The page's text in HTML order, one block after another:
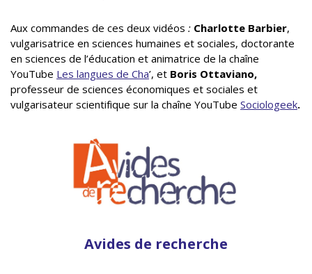
Aux commandes de ces deux vidéos : Charlotte Barbier,
vulgarisatrice en sciences humaines et sociales, doctorante
en sciences de l’éducation et animatrice de la chaîne
YouTube Les langues de Cha’, et Boris Ottaviano,
professeur de sciences économiques et sociales et
vulgarisateur scientifique sur la chaîne YouTube Sociologeek.
Avides de recherche